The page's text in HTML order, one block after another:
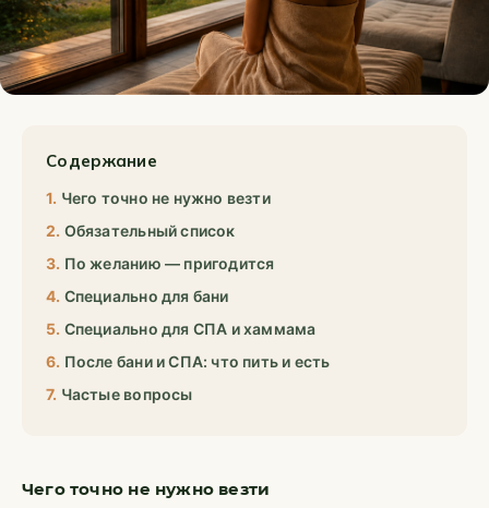
Содержание
Чего точно не нужно везти
Обязательный список
По желанию — пригодится
Специально для бани
Специально для СПА и хаммама
После бани и СПА: что пить и есть
Частые вопросы
Чего точно не нужно везти